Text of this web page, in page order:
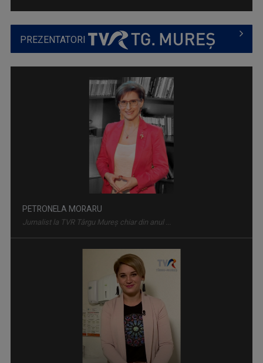
FOGADÓÓRA / ÎN AUDIENŢĂ LA TVR TG. MUREŞ
Emisiune în limba maghiară
CUTIA MUZICALĂ / NÓTADOBOZ
O selecţie de 90 de minute de muzică de ...
PREZENTATORI
PETRONELA MORARU
Jurnalist la TVR Târgu Mureș chiar din anul ...